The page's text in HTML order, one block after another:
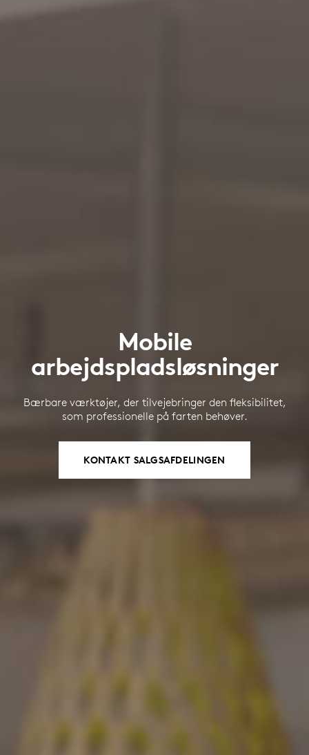
Mobile
arbejdspladsløsninger
Bærbare værktøjer, der tilvejebringer den fleksibilitet,
som professionelle på farten behøver.
KONTAKT SALGSAFDELINGEN